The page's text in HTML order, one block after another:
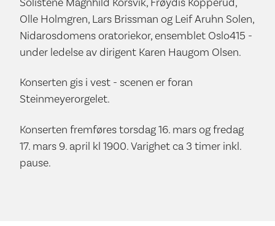
Olle Holmgren, Lars Brissman og Leif Aruhn Solen,
Nidarosdomens oratoriekor, ensemblet Oslo415 -
under ledelse av dirigent Karen Haugom Olsen.
Konserten gis i vest - scenen er foran
Steinmeyerorgelet.
Konserten fremføres torsdag 16. mars og fredag
17. mars 9. april kl 1900. Varighet ca 3 timer inkl.
pause.